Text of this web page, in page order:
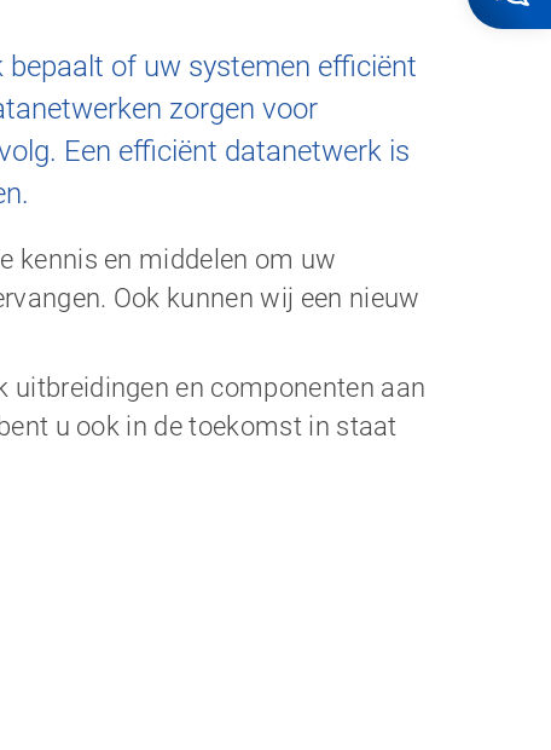
of uw systemen efficiënt
zorgen voor
Een efficiënt datanetwerk is
kennis en middelen om uw
Ook kunnen wij een nieuw
uitbreidingen en componenten aan
u ook in de toekomst in staat